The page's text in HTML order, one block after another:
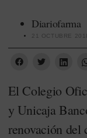
Diariofarma
21 OCTUBRE
El Colegio
y Unicaja
renovación del